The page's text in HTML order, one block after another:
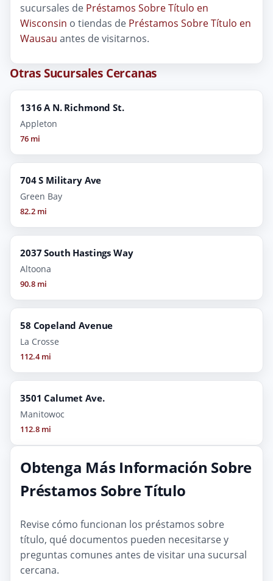
sucursales de Préstamos Sobre Título en
Wisconsin o tiendas de Préstamos Sobre Título en
Wausau antes de visitarnos.
Otras Sucursales Cercanas
1316 A N. Richmond St.
Appleton
76 mi
704 S Military Ave
Green Bay
82.2 mi
2037 South Hastings Way
Altoona
90.8 mi
58 Copeland Avenue
La Crosse
112.4 mi
3501 Calumet Ave.
Manitowoc
112.8 mi
Obtenga Más Información Sobre
Préstamos Sobre Título
Revise cómo funcionan los préstamos sobre
título, qué documentos pueden necesitarse y
preguntas comunes antes de visitar una sucursal
cercana.